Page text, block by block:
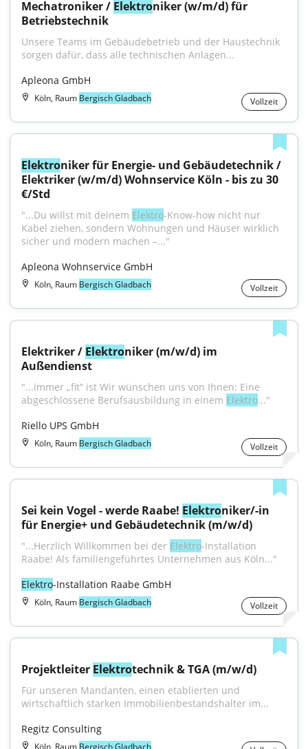
Mechatroniker / Elektroniker (w/m/d) für
Betriebstechnik
Unsere Teams im Gebäudebetrieb und der Haustechnik
sorgen dafür, dass alle technischen Anlagen...
Apleona GmbH
Köln, Raum Bergisch Gladbach Vollzeit
Elektroniker für Energie- und Gebäudetechnik /
Elektriker (w/m/d) Wohnservice Köln - bis zu 30
€/Std
"...Du willst mit deinem Elektro-Know-how nicht nur
Kabel ziehen, sondern Wohnungen und Häuser wirklich
sicher und modern machen –..."
Apleona Wohnservice GmbH
Köln, Raum Bergisch Gladbach Vollzeit
Elektriker / Elektroniker (m/w/d) im
Außendienst
"...immer „fit“ ist Wir wünschen uns von Ihnen: Eine
abgeschlossene Berufsausbildung in einem Elektro..."
Riello UPS GmbH
Köln, Raum Bergisch Gladbach Vollzeit
Sei kein Vogel - werde Raabe! Elektroniker/-in
für Energie+ und Gebäudetechnik (m/w/d)
"...Herzlich Willkommen bei der Elektro-Installation
Raabe! Als familiengeführtes Unternehmen aus Köln..."
Elektro-Installation Raabe GmbH
Köln, Raum Bergisch Gladbach Vollzeit
Projektleiter Elektrotechnik & TGA (m/w/d)
Für unseren Mandanten, einen etablierten und
wirtschaftlich starken Immobilienbestandshalter im...
Regitz Consulting
Köln, Raum Bergisch Gladbach